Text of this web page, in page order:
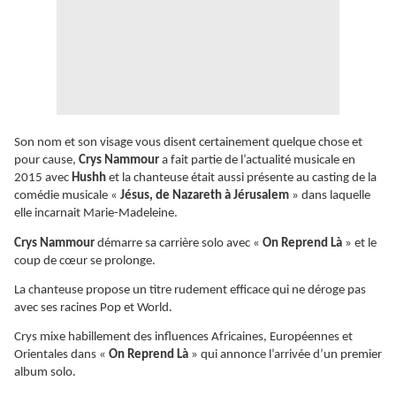
Son nom et son visage vous disent certainement quelque chose et
pour cause, Crys Nammour a fait partie de l’actualité musicale en
2015 avec Hushh et la chanteuse était aussi présente au casting de la
comédie musicale « Jésus, de Nazareth à Jérusalem » dans laquelle
elle incarnait Marie-Madeleine.
Crys Nammour démarre sa carrière solo avec « On Reprend Là » et le
coup de cœur se prolonge.
La chanteuse propose un titre rudement efficace qui ne déroge pas
avec ses racines Pop et World.
Crys mixe habillement des influences Africaines, Européennes et
Orientales dans « On Reprend Là » qui annonce l’arrivée d’un premier
album solo.